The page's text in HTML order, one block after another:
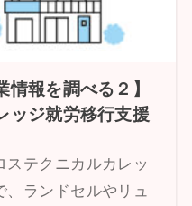
情報を調べる２】
ッジ就労移行支援
ステクニカルカレッ
、ランドセルやリュ